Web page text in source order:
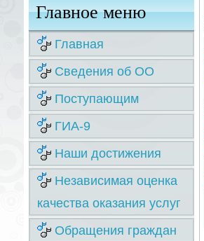
Главное меню
Главная
Сведения об ОО
Поступающим
ГИА-9
Наши достижения
Независимая оценка
качества оказания услуг
Обращения граждан